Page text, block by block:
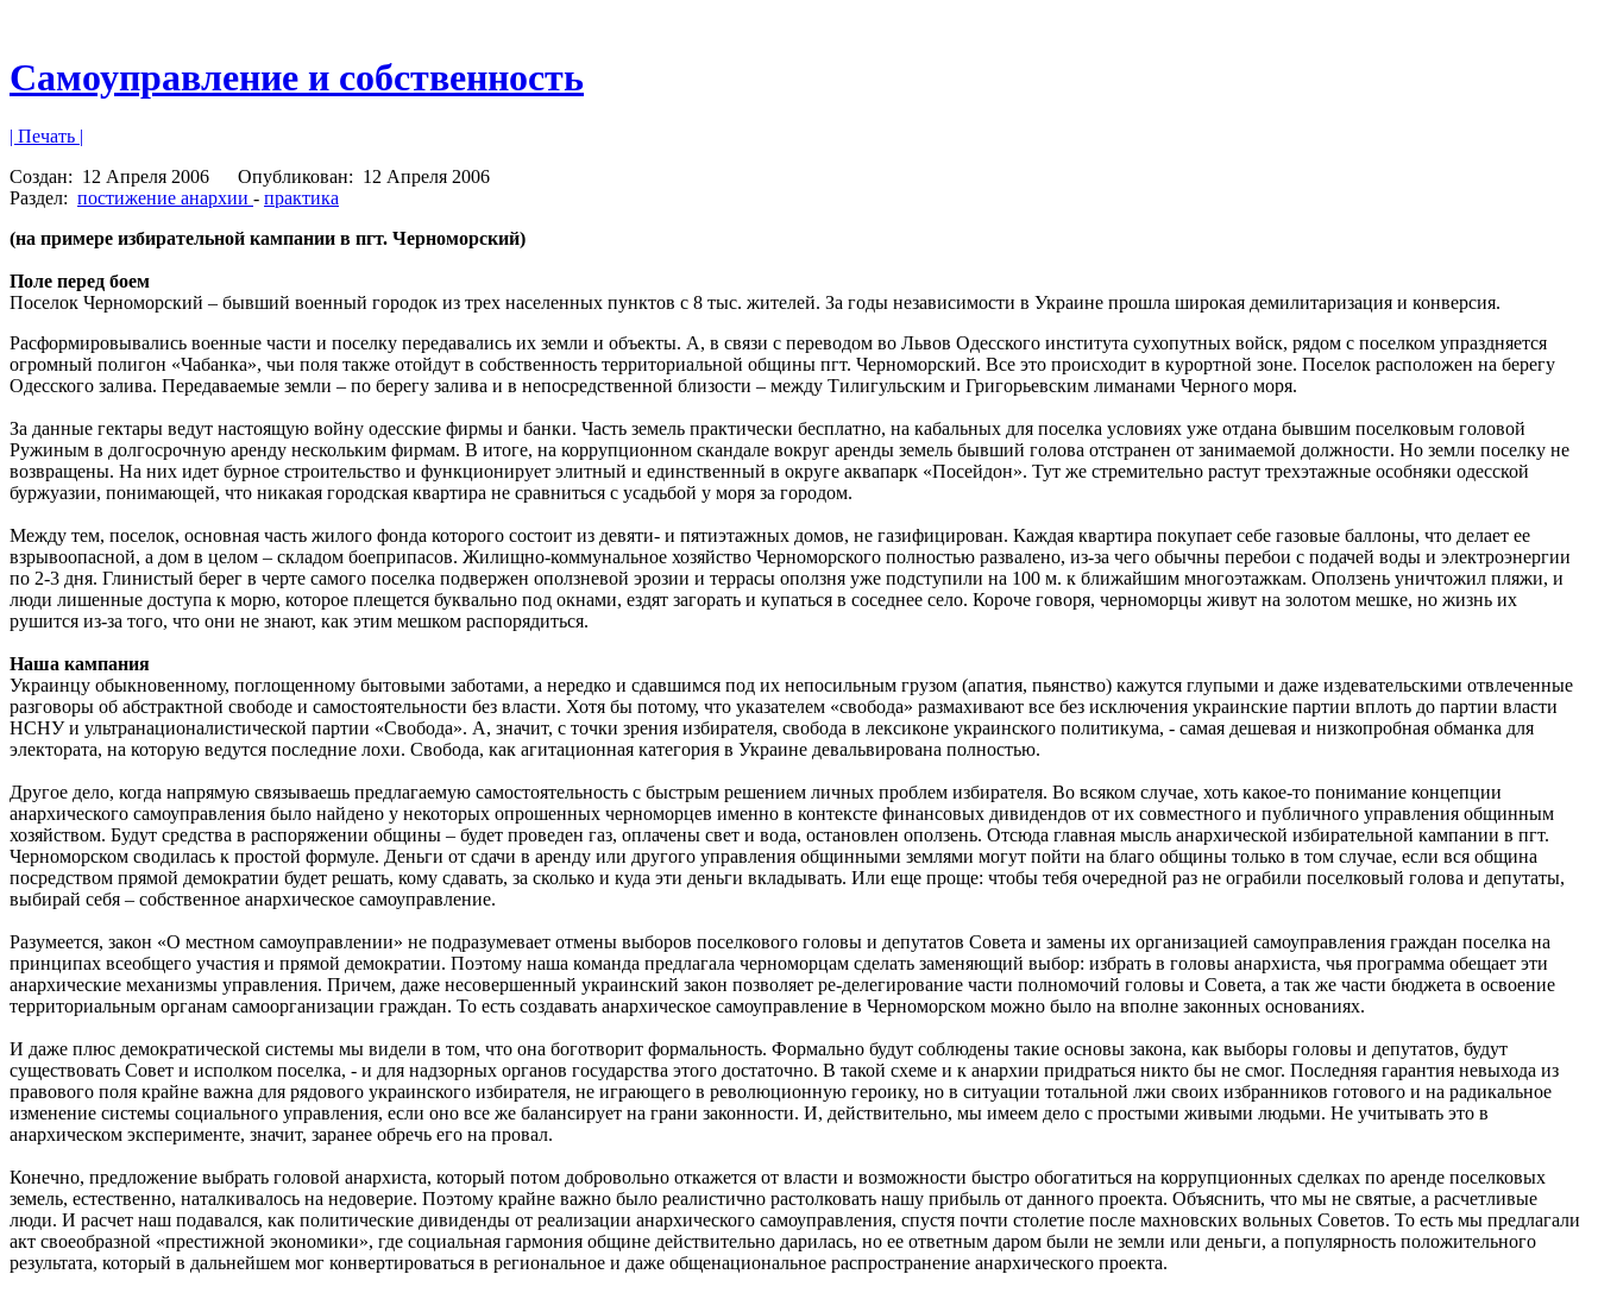
Самоуправление и собственность
| Печать |
Создан: 12 Апреля 2006 Опубликован: 12 Апреля 2006
Раздел: постижение анархии - практика
(на примере избирательной кампании в пгт. Черноморский)
Поле перед боем
Поселок Черноморский – бывший военный городок из трех населенных пунктов с 8 тыс. жителей. За годы независимости в Украине прошла широкая демилитаризация и конверсия.
Расформировывались военные части и поселку передавались их земли и объекты. А, в связи с переводом во Львов Одесского института сухопутных войск, рядом с поселком упраздняется
огромный полигон «Чабанка», чьи поля также отойдут в собственность территориальной общины пгт. Черноморский. Все это происходит в курортной зоне. Поселок расположен на берегу
Одесского залива. Передаваемые земли – по берегу залива и в непосредственной близости – между Тилигульским и Григорьевским лиманами Черного моря.
За данные гектары ведут настоящую войну одесские фирмы и банки. Часть земель практически бесплатно, на кабальных для поселка условиях уже отдана бывшим поселковым головой
Ружиным в долгосрочную аренду нескольким фирмам. В итоге, на коррупционном скандале вокруг аренды земель бывший голова отстранен от занимаемой должности. Но земли поселку не
возвращены. На них идет бурное строительство и функционирует элитный и единственный в округе аквапарк «Посейдон». Тут же стремительно растут трехэтажные особняки одесской
буржуазии, понимающей, что никакая городская квартира не сравниться с усадьбой у моря за городом.
Между тем, поселок, основная часть жилого фонда которого состоит из девяти- и пятиэтажных домов, не газифицирован. Каждая квартира покупает себе газовые баллоны, что делает ее
взрывоопасной, а дом в целом – складом боеприпасов. Жилищно-коммунальное хозяйство Черноморского полностью развалено, из-за чего обычны перебои с подачей воды и электроэнергии
по 2-3 дня. Глинистый берег в черте самого поселка подвержен оползневой эрозии и террасы оползня уже подступили на 100 м. к ближайшим многоэтажкам. Оползень уничтожил пляжи, и
люди лишенные доступа к морю, которое плещется буквально под окнами, ездят загорать и купаться в соседнее село. Короче говоря, черноморцы живут на золотом мешке, но жизнь их
рушится из-за того, что они не знают, как этим мешком распорядиться.
Наша кампания
Украинцу обыкновенному, поглощенному бытовыми заботами, а нередко и сдавшимся под их непосильным грузом (апатия, пьянство) кажутся глупыми и даже издевательскими отвлеченные
разговоры об абстрактной свободе и самостоятельности без власти. Хотя бы потому, что указателем «свобода» размахивают все без исключения украинские партии вплоть до партии власти
НСНУ и ультранационалистической партии «Свобода». А, значит, с точки зрения избирателя, свобода в лексиконе украинского политикума, - самая дешевая и низкопробная обманка для
электората, на которую ведутся последние лохи. Свобода, как агитационная категория в Украине девальвирована полностью.
Другое дело, когда напрямую связываешь предлагаемую самостоятельность с быстрым решением личных проблем избирателя. Во всяком случае, хоть какое-то понимание концепции
анархического самоуправления было найдено у некоторых опрошенных черноморцев именно в контексте финансовых дивидендов от их совместного и публичного управления общинным
хозяйством. Будут средства в распоряжении общины – будет проведен газ, оплачены свет и вода, остановлен оползень. Отсюда главная мысль анархической избирательной кампании в пгт.
Черноморском сводилась к простой формуле. Деньги от сдачи в аренду или другого управления общинными землями могут пойти на благо общины только в том случае, если вся община
посредством прямой демократии будет решать, кому сдавать, за сколько и куда эти деньги вкладывать. Или еще проще: чтобы тебя очередной раз не ограбили поселковый голова и депутаты,
выбирай себя – собственное анархическое самоуправление.
Разумеется, закон «О местном самоуправлении» не подразумевает отмены выборов поселкового головы и депутатов Совета и замены их организацией самоуправления граждан поселка на
принципах всеобщего участия и прямой демократии. Поэтому наша команда предлагала черноморцам сделать заменяющий выбор: избрать в головы анархиста, чья программа обещает эти
анархические механизмы управления. Причем, даже несовершенный украинский закон позволяет ре-делегирование части полномочий головы и Совета, а так же части бюджета в освоение
территориальным органам самоорганизации граждан. То есть создавать анархическое самоуправление в Черноморском можно было на вполне законных основаниях.
И даже плюс демократической системы мы видели в том, что она боготворит формальность. Формально будут соблюдены такие основы закона, как выборы головы и депутатов, будут
существовать Совет и исполком поселка, - и для надзорных органов государства этого достаточно. В такой схеме и к анархии придраться никто бы не смог. Последняя гарантия невыхода из
правового поля крайне важна для рядового украинского избирателя, не играющего в революционную героику, но в ситуации тотальной лжи своих избранников готового и на радикальное
изменение системы социального управления, если оно все же балансирует на грани законности. И, действительно, мы имеем дело с простыми живыми людьми. Не учитывать это в
анархическом эксперименте, значит, заранее обречь его на провал.
Конечно, предложение выбрать головой анархиста, который потом добровольно откажется от власти и возможности быстро обогатиться на коррупционных сделках по аренде поселковых
земель, естественно, наталкивалось на недоверие. Поэтому крайне важно было реалистично растолковать нашу прибыль от данного проекта. Объяснить, что мы не святые, а расчетливые
люди. И расчет наш подавался, как политические дивиденды от реализации анархического самоуправления, спустя почти столетие после махновских вольных Советов. То есть мы предлагали
акт своеобразной «престижной экономики», где социальная гармония общине действительно дарилась, но ее ответным даром были не земли или деньги, а популярность положительного
результата, который в дальнейшем мог конвертироваться в региональное и даже общенациональное распространение анархического проекта.